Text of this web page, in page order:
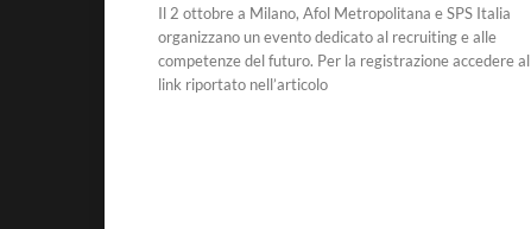
Il 2 ottobre a Milano, Afol Metropolitana e SPS Italia
organizzano un evento dedicato al recruiting e alle
competenze del futuro. Per la registrazione accedere al
link riportato nell’articolo